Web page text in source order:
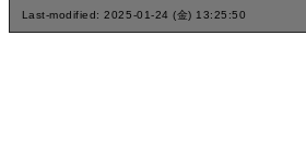
Last-modified: 2025-01-24 (金) 13:25:50